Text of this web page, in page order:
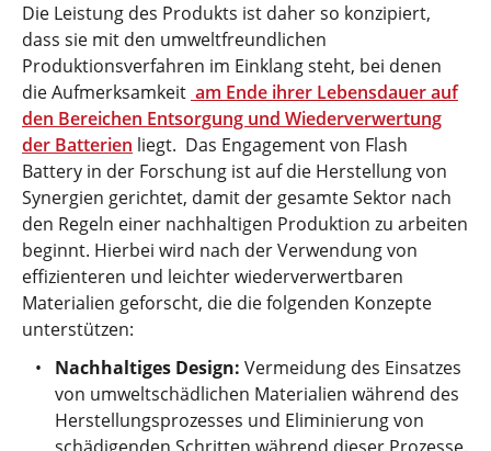
Die Leistung des Produkts ist daher so konzipiert,
dass sie mit den umweltfreundlichen
Produktionsverfahren im Einklang steht, bei denen
die Aufmerksamkeit am Ende ihrer Lebensdauer auf
den Bereichen Entsorgung und Wiederverwertung
der Batterien liegt. Das Engagement von Flash
Battery in der Forschung ist auf die Herstellung von
Synergien gerichtet, damit der gesamte Sektor nach
den Regeln einer nachhaltigen Produktion zu arbeiten
beginnt. Hierbei wird nach der Verwendung von
effizienteren und leichter wiederverwertbaren
Materialien geforscht, die die folgenden Konzepte
unterstützen:
Nachhaltiges Design: Vermeidung des Einsatzes
von umweltschädlichen Materialien während des
Herstellungsprozesses und Eliminierung von